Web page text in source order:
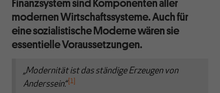
modernen Wirtschaftssysteme. Auch für
eine sozialistische Moderne wären sie
essentielle Voraussetzungen.
„Modernität ist das ständige Erzeugen von
Anderssein.“ [1]